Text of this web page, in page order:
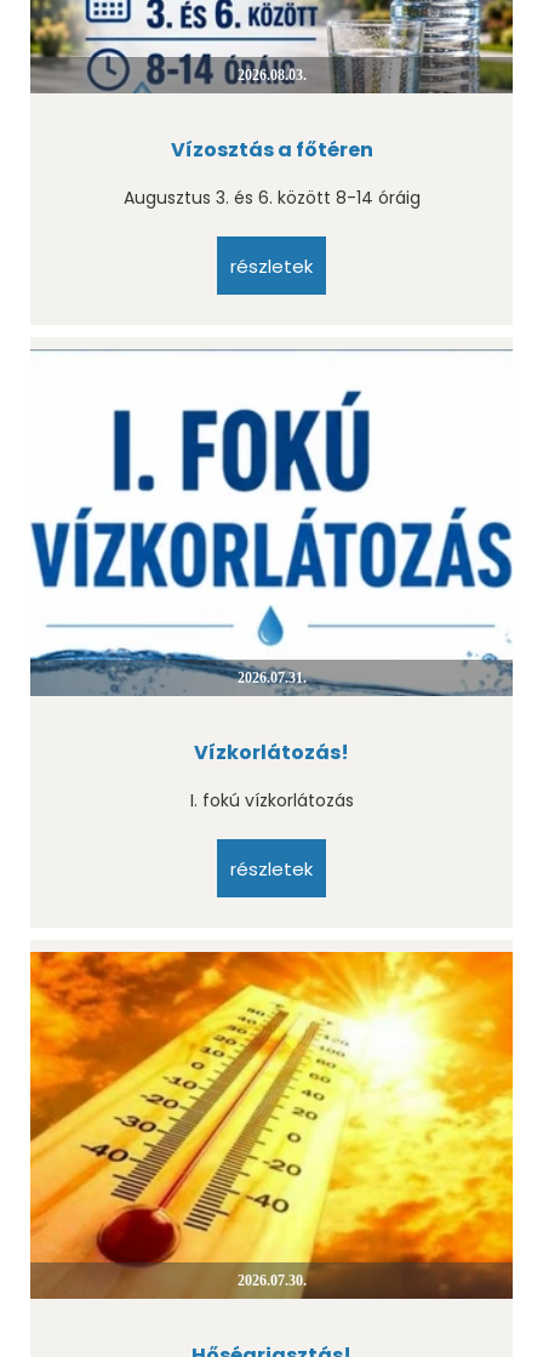
2026.08.03.
Vízosztás a főtéren
Augusztus 3. és 6. között 8-14 óráig
részletek
2026.07.31.
Vízkorlátozás!
I. fokú vízkorlátozás
részletek
2026.07.30.